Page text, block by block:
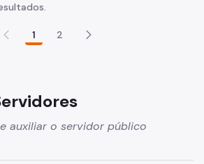
do Aluno
1 2
auxiliar o servidor público